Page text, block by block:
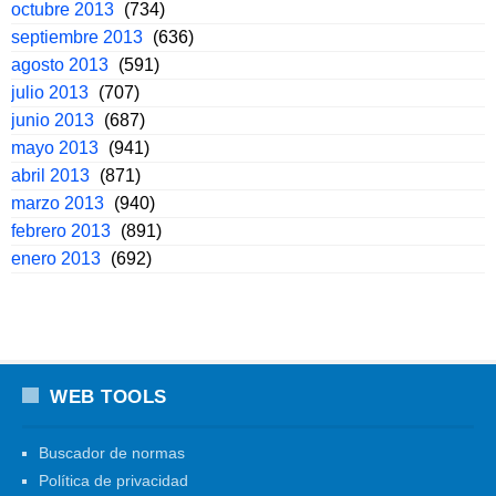
octubre 2013 (734)
septiembre 2013 (636)
agosto 2013 (591)
julio 2013 (707)
junio 2013 (687)
mayo 2013 (941)
abril 2013 (871)
marzo 2013 (940)
febrero 2013 (891)
enero 2013 (692)
WEB TOOLS
Buscador de normas
Política de privacidad